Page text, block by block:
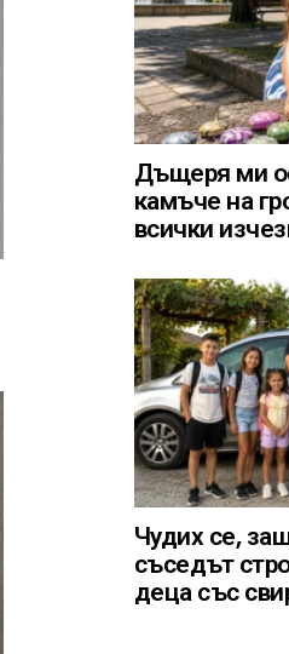
Дъщеря ми
камъче на
всички
Чудих се,
съседът
деца със